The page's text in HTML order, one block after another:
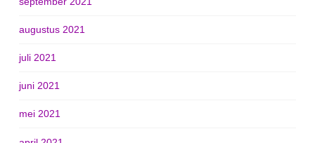
augustus 2021
juli 2021
juni 2021
mei 2021